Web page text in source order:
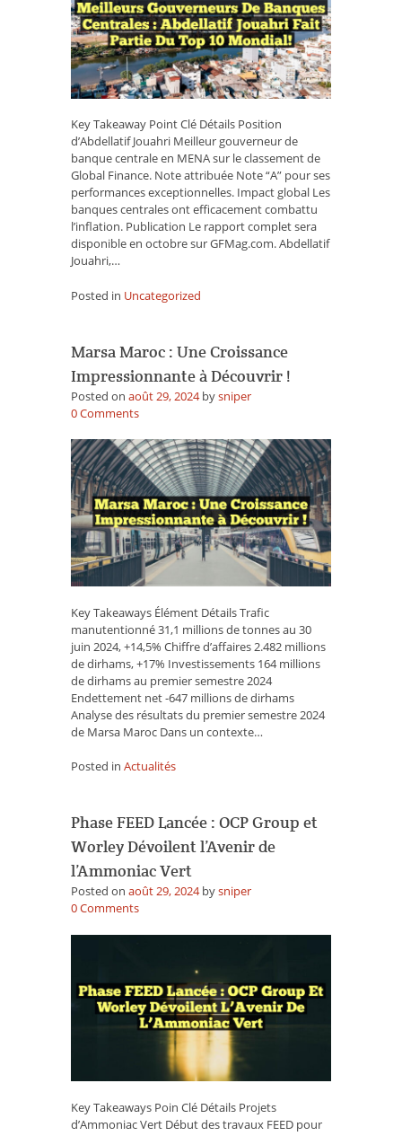
Centrales
:
Abdellatif
Jouahri
Fait
Partie
Top
10
Mondial!
Key Takeaway Point Clé Détails Position
d’Abdellatif Jouahri Meilleur gouverneur de
banque centrale en MENA sur le classement de
Global Finance. Note attribuée Note “A” pour ses
performances exceptionnelles. Impact global Les
banques centrales ont efficacement combattu
l’inflation. Publication Le rapport complet sera
disponible en octobre sur GFMag.com. Abdellatif
Jouahri,…
Posted in Uncategorized
Marsa Maroc : Une Croissance
Impressionnante à Découvrir !
Posted on août 29, 2024 bysniper
0Commentson
Maroc
:
Une
Croissance
Impressionnante
à
Découvrir
Key Takeaways Élément Détails Trafic
manutentionné 31,1 millions de tonnes au 30
juin 2024, +14,5% Chiffre d’affaires 2.482 millions
de dirhams, +17% Investissements 164 millions
de dirhams au premier semestre 2024
Endettement net -647 millions de dirhams
Analyse des résultats du premier semestre 2024
de Marsa Maroc Dans un contexte…
Posted in Actualités
Phase FEED Lancée : OCP Group et
Worley Dévoilent l’Avenir de
l’Ammoniac Vert
Posted on août 29, 2024 bysniper
0Commentson
OCP
Group
et
Worley
Dévoilent
l’Avenir
l’Ammoniac
Vert
Key Takeaways Poin Clé Détails Projets
d’Ammoniac Vert Début des travaux FEED pour